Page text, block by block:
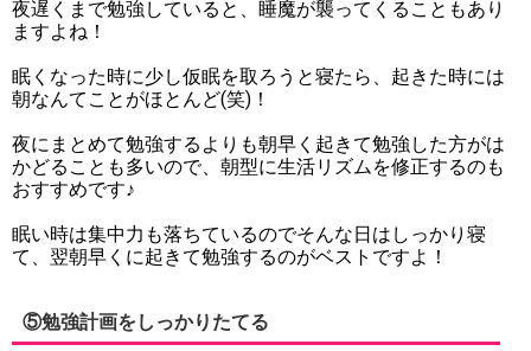
夜遅くまで勉強していると、睡魔が襲ってくることもあり
ますよね！
眠くなった時に少し仮眠を取ろうと寝たら、起きた時には
朝なんてことがほとんど(笑)！
夜にまとめて勉強するよりも朝早く起きて勉強した方がは
かどることも多いので、朝型に生活リズムを修正するのも
おすすめです♪
眠い時は集中力も落ちているのでそんな日はしっかり寝
て、翌朝早くに起きて勉強するのがベストですよ！
⑤勉強計画をしっかりたてる